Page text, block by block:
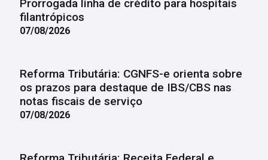
Prorrogada linha de crédito para hospitais
filantrópicos
07/08/2026
Reforma Tributária: CGNFS-e orienta sobre
os prazos para destaque de IBS/CBS nas
notas fiscais de serviço
07/08/2026